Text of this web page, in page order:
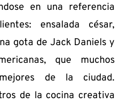
en una referencia
ensalada césar,
gota de Jack Daniels y
que muchos
de la ciudad.
de la cocina creativa